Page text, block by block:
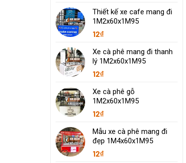
Thiết kế xe cafe mang đi
1M2x60x1M95
12₫
Xe cà phê mang đi thanh
lý 1M2x60x1M95
12₫
Xe cà phê gỗ
1M2x60x1M95
12₫
Mẫu xe cà phê mang đi
đẹp 1M4x60x1M95
12₫